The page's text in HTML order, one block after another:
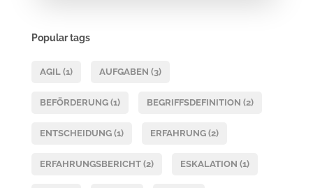
Popular tags
AGIL (1) AUFGABEN (3)
BEFÖRDERUNG (1) BEGRIFFSDEFINITION (2)
ENTSCHEIDUNG (1) ERFAHRUNG (2)
ERFAHRUNGSBERICHT (2) ESKALATION (1)